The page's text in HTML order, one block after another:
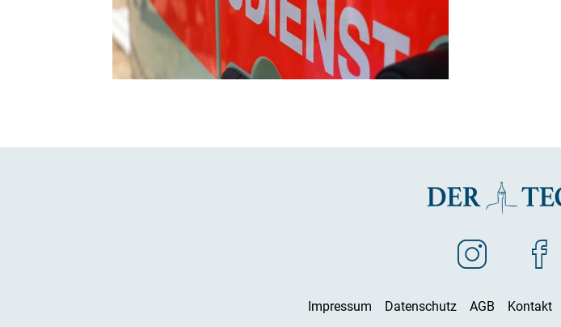
Impressum Datenschutz AGB Kontakt